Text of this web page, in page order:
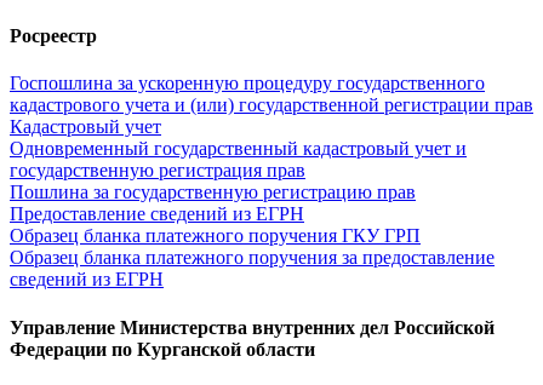
Росреестр
Госпошлина за ускоренную процедуру государственного
кадастрового учета и (или) государственной регистрации прав
Кадастровый учет
Одновременный государственный кадастровый учет и
государственную регистрация прав
Пошлина за государственную регистрацию прав
Предоставление сведений из ЕГРН
Образец бланка платежного поручения ГКУ ГРП
Образец бланка платежного поручения за предоставление
сведений из ЕГРН
Управление Министерства внутренних дел Российской
Федерации по Курганской области